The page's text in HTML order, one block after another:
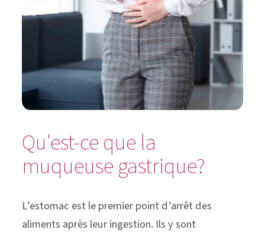
Qu'est-ce que la
muqueuse gastrique?
L’estomac est le premier point d’arrêt des
aliments après leur ingestion. Ils y sont